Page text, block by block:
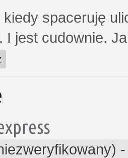
spaceruję
I jest cudownie.